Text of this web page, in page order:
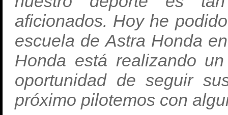
aficionados. Hoy he
escuela de Astra Honda
Honda está realizando
oportunidad de seguir
próximo pilotemos con